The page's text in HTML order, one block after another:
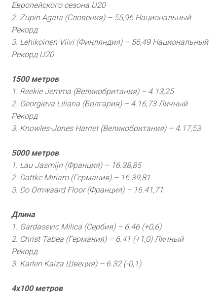
Европейского сезона U20
2. Zupin Agata (Словения) – 55,96 Национальный
Рекорд
3. Lehikoinen Viivi (Финляндия) – 56,49 Национальный
Рекорд U20
1500 метров
1. Reekie Jemma (Великобритания) – 4.13,25
2. Georgieva Liliana (Болгария) – 4.16,73 Личный
Рекорд
3. Knowles-Jones Harriet (Великобритания) – 4.17,53
5000 метров
1. Lau Jasmijn (Франция) – 16.38,85
2. Dattke Miriam (Германия) – 16.39,81
3. Do Ornwaard Floor (Франция) – 16.41,71
Длина
1. Gardasevic Milica (Сербия) – 6.46 (+0,6)
2. Christ Tabea (Германия) – 6.41 (+1,0) Личный
Рекорд
3. Karlen Kaiza Швеция) – 6.32 (-0,1)
4х100 метров